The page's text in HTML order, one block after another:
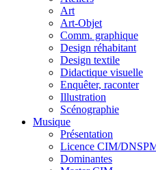
Art
Art-Objet
Comm. graphique
Design réhabitant
Design textile
Didactique visuelle
Enquêter, raconter
Illustration
Scénographie
Musique
Présentation
Licence CIM/
Dominantes